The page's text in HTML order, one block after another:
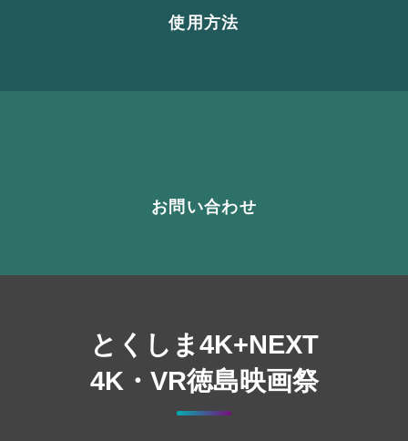
使用方法
お問い合わせ
とくしま4K+NEXT
4K・VR徳島映画祭